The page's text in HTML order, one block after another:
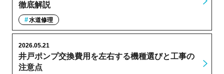
徹底解説
水道修理
井戸ポンプ交換費用を左右する機種選びと工事の
注意点
2026.05.21